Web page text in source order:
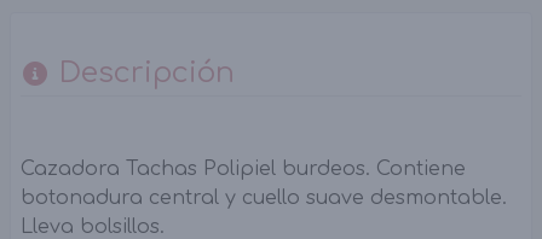
Descripción
Cazadora Tachas Polipiel burdeos. Contiene
botonadura central y cuello suave desmontable.
Lleva bolsillos.